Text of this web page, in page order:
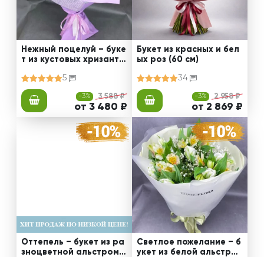
Нежный поцелуй – буке
т из кустовых хризанте
5
-3% 3 588 ₽
от 3 480 ₽
Букет из красных и бел
ых роз (60 см)
34
-3% 2 958 ₽
от 2 869 ₽
Оттепель – букет из ра
зноцветной альстроме
Светлое пожелание – б
укет из белой альстром